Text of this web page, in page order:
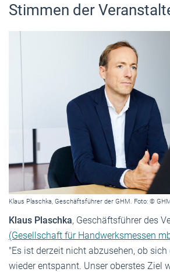
Stimmen der
Klaus Plaschka, Geschäftsführer der GHM. Foto: ©
Klaus Plaschka, Geschäftsführer des
(Gesellschaft für Handwerksmessen
"Es ist derzeit nicht abzusehen, ob
wieder entspannt. Unser oberstes Ziel